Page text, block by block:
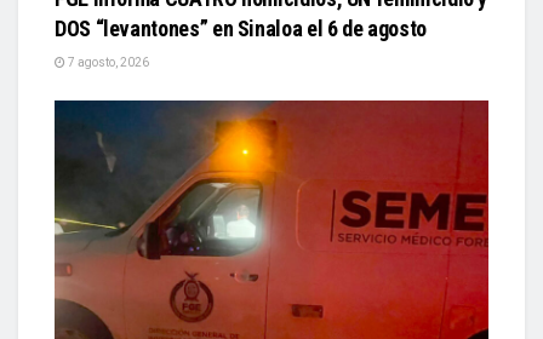
DOS “levantones” en Sinaloa el 6 de agosto
7 agosto, 2026